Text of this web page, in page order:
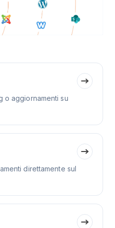
o aggiornamenti su
direttamente sul